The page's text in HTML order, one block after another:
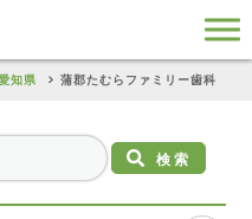
知県 蒲郡たむらファミリー歯科
検索